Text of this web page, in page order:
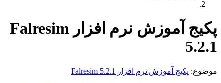
پکیج آموزش نرم افزار Falresim
5.2.1
موضوع: پکیج آموزش نرم افزار Falresim 5.2.1